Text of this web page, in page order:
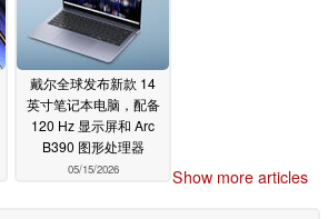
戴尔全球发布新款 14
英寸笔记本电脑，配备
120 Hz 显示屏和 Arc
B390 图形处理器
05/15/2026 Show more articles